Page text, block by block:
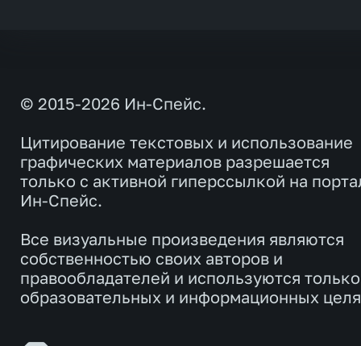
© 2015-2026 Ин-Спейс.
Цитирование текстовых и использование
графических материалов разрешается
только с активной гиперссылкой на
Ин-Спейс.
Все визуальные произведения являются
собственностью своих авторов и
правообладателей и используются
образовательных и информационных